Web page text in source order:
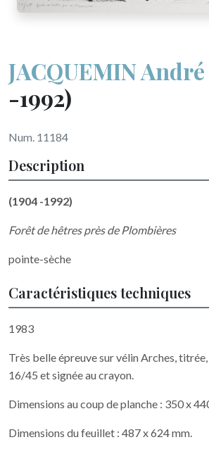
JACQUEMIN André
-1992)
Num. 11184
Description
(1904 -1992)
Forêt de hêtres près de Plombières
pointe-sèche
Caractéristiques techniques
1983
Très belle épreuve sur vélin Arches,
16/45 et signée au crayon.
Dimensions au coup de planche : 350 x
Dimensions du feuillet : 487 x 624 mm.